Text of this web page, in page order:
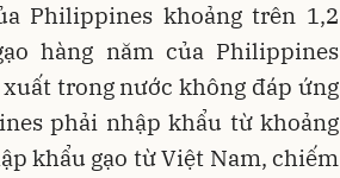
Philippines khoảng trên 1,2
hàng năm của Philippines
trong nước không đáp ứng
phải nhập khẩu từ khoảng
khẩu gạo từ Việt Nam, chiếm